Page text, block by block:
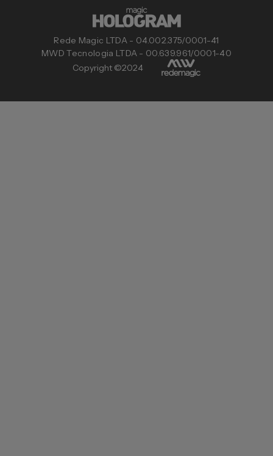
Rede Magic LTDA - 04.002.375/0001-41
MWD Tecnologia LTDA - 00.639.961/0001-40
Copyright ©2024